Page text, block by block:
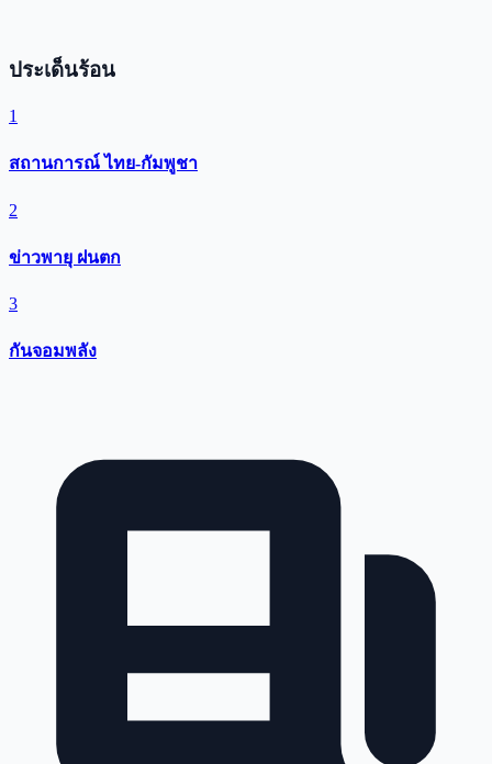
ประเด็นร้อน
1
สถานการณ์ ไทย-กัมพูชา
2
ข่าวพายุ ฝนตก
3
กันจอมพลัง